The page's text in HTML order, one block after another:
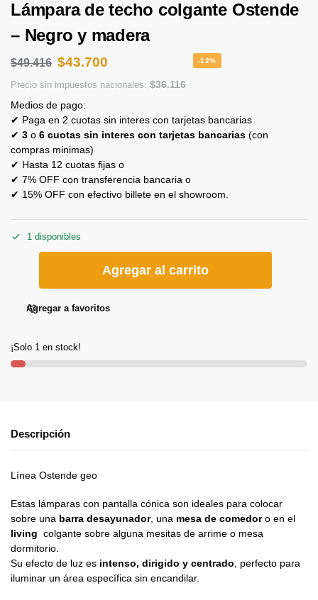
Lámpara de techo colgante Ostende
– Negro y madera
$49.416 $43.700
Precio sin impuestos nacionales: $36.116
-12%
Medios de pago:
✔ Paga en 2 cuotas sin interes con tarjetas bancarias
✔ 3 o 6 cuotas sin interes con tarjetas bancarias (con
compras minimas)
✔ Hasta 12 cuotas fijas o
✔ 7% OFF con transferencia bancaria o
✔ 15% OFF con efectivo billete en el showroom.
1 disponibles
Agregar al carrito
Agregar a favoritos
¡Solo 1 en stock!
Descripción
Línea Ostende geo
Estas lámparas con pantalla cónica son ideales para colocar
sobre una barra desayunador, una mesa de comedoro en el
living colgante sobre alguna mesitas de arrime o mesa
dormitorio.
Su efecto de luz es intenso, dirigido y centrado , perfecto para
iluminar un área específica sin encandilar.